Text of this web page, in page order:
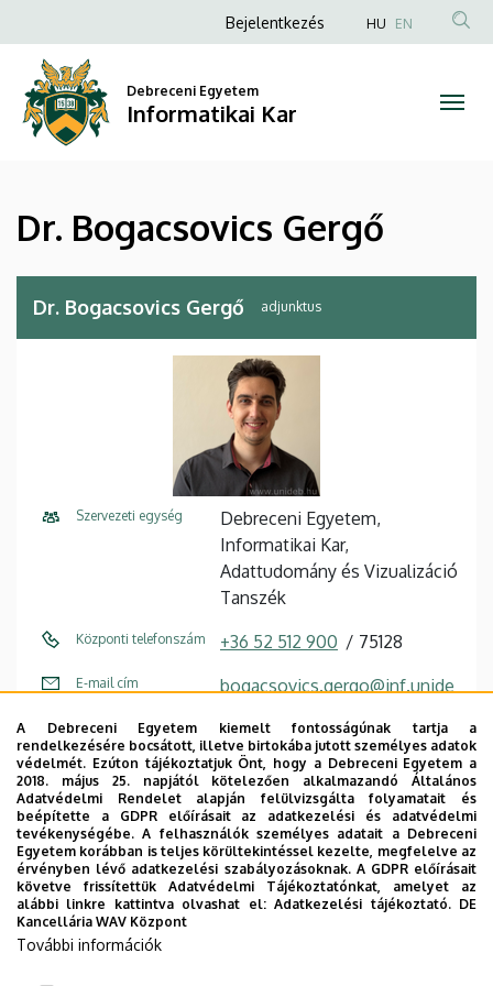
Bogacsovics
Gergő
Kar
a
tartalomra
Anonim
fiók
menüje
Bejelentkezés HU EN
Debreceni Egyetem
Informatikai Kar
Dr. Bogacsovics Gergő
Dr. Bogacsovics Gergő adjunktus
Szervezeti egység
Debreceni Egyetem,
Informatikai Kar,
Adattudomány és Vizualizáció
Tanszék
Központi telefonszám +36 52 512 900 75128
E-mail cím
bogacsovics.gergo@inf.unide
bogacsovics.gergo@euipar.un
ideb.hu
Cím 4028 Debrecen Kassai út 26
Épület Informatikai Kar épület
Emelet, ajtó 1. emelet, I128 (oktatói szoba)
Weboldal
A Debreceni Egyetem kiemelt fontosságúnak tartja a
rendelkezésére bocsátott, illetve birtokába jutott személyes adatok
védelmét. Ezúton tájékoztatjuk Önt, hogy a Debreceni Egyetem a
2018. május 25. napjától kötelezően alkalmazandó Általános
Adatvédelmi Rendelet alapján felülvizsgálta folyamatait és
beépítette a GDPR előírásait az adatkezelési és adatvédelmi
tevékenységébe. A felhasználók személyes adatait a Debreceni
Egyetem korábban is teljes körültekintéssel kezelte, megfelelve az
érvényben lévő adatkezelési szabályozásoknak. A GDPR előírásait
követve frissítettük Adatvédelmi Tájékoztatónkat, amelyet az
alábbi linkre kattintva olvashat el:Adatkezelési tájékoztató. DE
Kancellária WAV Központ
További információk